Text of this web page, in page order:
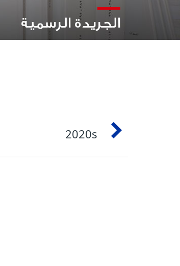
الجريدة الرسمية
2020s